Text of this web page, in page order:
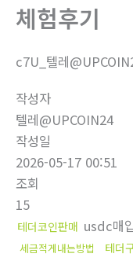
체험후기
c7U_텔레
작성자
텔레@UPCOIN24
작성일
2026-05-17 00:51
조회
15
테더코인판매 usdc매
세금적게내는방법 테더